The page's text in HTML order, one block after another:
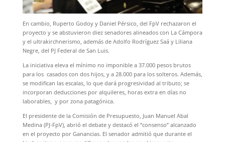
En cambio, Ruperto Godoy y Daniel Pérsico, del FpV rechazaron el
proyecto y se abstuvieron diez senadores alineados con La Cámpora
y el ultrakirchnerismo, además de Adolfo Rodríguez Saá y Liliana
Negre, del PJ Federal de San Luis.
La iniciativa eleva el mínimo no imponible a 37.000 pesos brutos
para los casados con dos hijos, y a 28.000 para los solteros. Además,
se modifican las escalas, lo que dará progresividad al tributo; se
incorporan deducciones por alquileres, horas extra en días no
laborables, y por zona patagónica.
El presidente de la Comisión de Presupuesto, Juan Manuel Abal
Medina (PJ-FpV), abrió el debate y destacó el “consenso” alcanzado
en el proyecto por Ganancias. El senador admitió que durante el